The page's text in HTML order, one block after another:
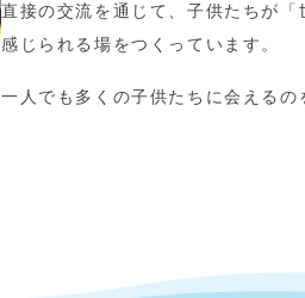
直接の交流を通じて、子供たちが
感じられる場をつくっています。
一人でも多くの子供たちに会えるの